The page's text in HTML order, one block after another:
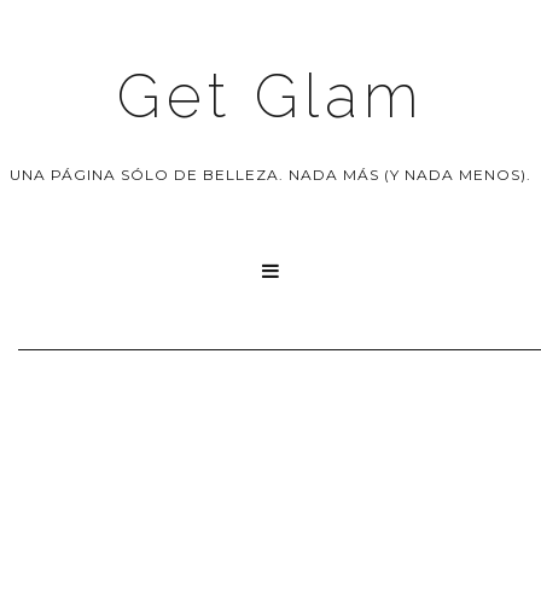
Get Glam
UNA PÁGINA SÓLO DE BELLEZA. NADA MÁS (Y NADA MENOS).
